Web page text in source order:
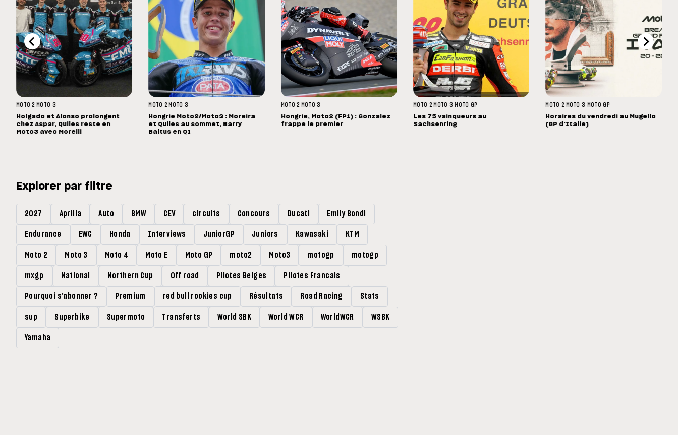
MOTO 2 MOTO 3
Holgado et Alonso prolongent
chez Aspar, Quiles reste en
Moto3 avec Morelli
MOTO 2 MOTO 3
Hongrie Moto2/Moto3 : Moreira
et Quiles au sommet, Barry
Baltus en Q1
MOTO 2 MOTO 3
Hongrie, Moto2 (FP1) : Gonzalez
frappe le premier
MOTO 2 MOTO 3 MOTO GP
Les 75 vainqueurs au
Sachsenring
MOTO 2 MOTO 3 MOTO GP
Horaires du vendredi au Mugello
(GP d'Italie)
Explorer par filtre
2027 Aprilia Auto BMW CEV circuits Concours Ducati Emily Bondi
Endurance EWC Honda Interviews JuniorGP Juniors Kawasaki KTM
Moto 2 Moto 3 Moto 4 Moto E Moto GP moto2 Moto3 motogp motogp
mxgp National Northern Cup Off road Pilotes Belges Pilotes Francais
Pourquoi s'abonner ? Premium red bull rookies cup Résultats Road Racing Stats
sup Superbike Supermoto Transferts World SBK World WCR WorldWCR WSBK
Yamaha